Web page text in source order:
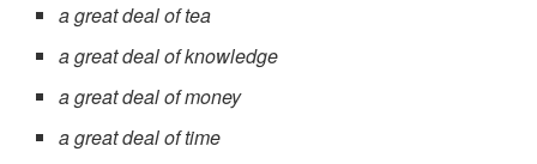
a great deal of tea
a great deal of knowledge
a great deal of money
a great deal of time